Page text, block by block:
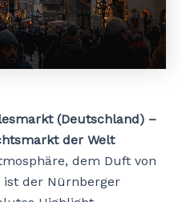
(Deutschland) –
der Welt
dem Duft von
der Nürnberger